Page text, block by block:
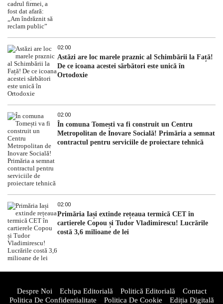
02:00
Astăzi are loc marele praznic al Schimbării la Față!
De ce icoana acestei sărbători este unică în
Ortodoxie
02:00
În comuna Tomești va fi construit un Centru
Metropolitan de Inovare Socială! Primăria a semnat
contractul pentru serviciile de proiectare tehnică
02:00
Primăria Iași extinde rețeaua termică CET în
cartierele Copou și Tudor Vladimirescu! Lucrările
costă 3,6 milioane de lei
Despre Noi Echipa Editorială Politică Editorială
Contact
Politica De Confidentialitate
Politica De Cookie Ediția Digitală